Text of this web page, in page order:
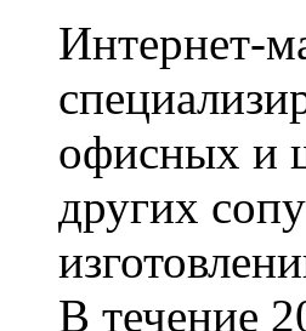
Интернет-
офисных и
других
В течение